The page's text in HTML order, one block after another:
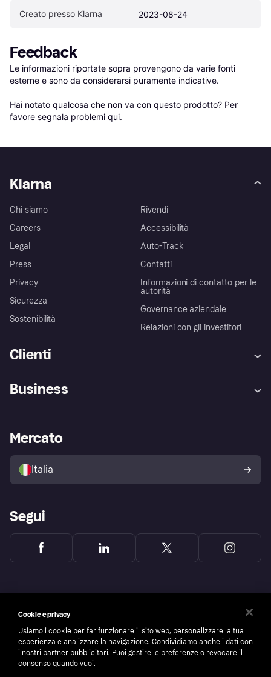
Creato presso Klarna 2023-08-24
Feedback
Le informazioni riportate sopra provengono da varie fonti
esterne e sono da considerarsi puramente indicative.
Hai notato qualcosa che non va con questo prodotto? Per
favore segnala problemi qui.
Klarna
Chi siamo
Careers
Legal
Press
Privacy
Sicurezza
Sostenibilità
Rivendi
Accessibilità
Auto-Track
Contatti
Informazioni di contatto per le
autorità
Governance aziendale
Relazioni con gli investitori
Clienti
Assistenza
Esplora i negozi
Politica di protezione
dell'acquirente Klarna
Business
Accesso aziende
Mercato
Italia
Segui
Cookie e privacy
Usiamo i cookie per far funzionare il sito web, personalizzare la tua
esperienza e analizzare la navigazione. Condividiamo anche i dati con
i nostri partner pubblicitari. Puoi gestire le preferenze o revocare il
consenso quando vuoi.